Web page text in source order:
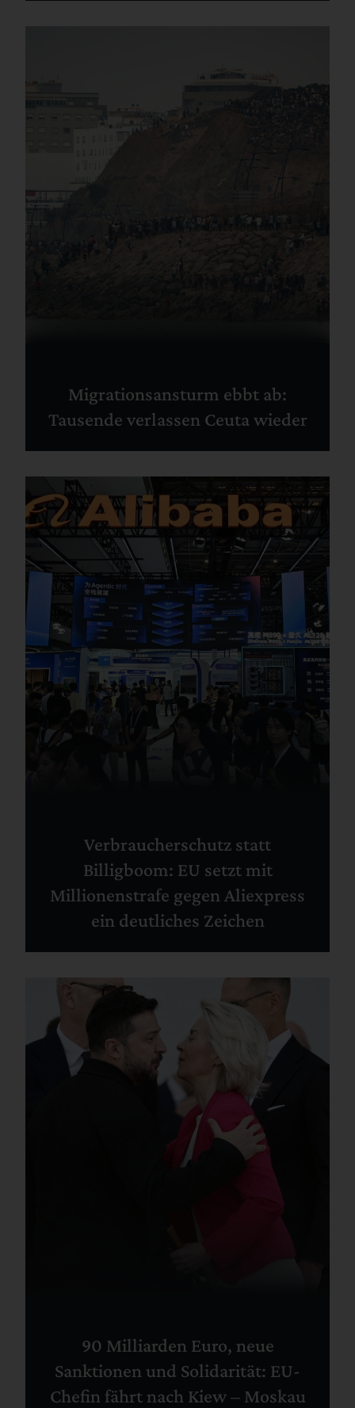
Migrationsansturm ebbt ab:
Tausende verlassen Ceuta wieder
Verbraucherschutz statt
Billigboom: EU setzt mit
Millionenstrafe gegen Aliexpress
ein deutliches Zeichen
90 Milliarden Euro, neue
Sanktionen und Solidarität: EU-
Chefin fährt nach Kiew – Moskau